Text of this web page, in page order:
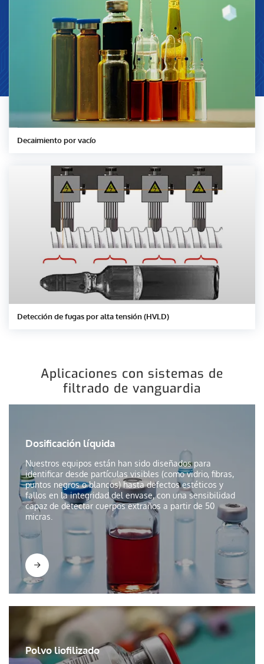
Decaimiento por vacío
Detección de fugas por alta tensión (HVLD)
Aplicaciones con sistemas de
filtrado de vanguardia
Dosificación líquida
Nuestros equipos están han sido diseñados para
identificar desde partículas visibles (como vidrio, fibras,
puntos negros o blancos) hasta defectos estéticos y
fallos en la integridad del envase, con una sensibilidad
capaz de detectar cuerpos extraños a partir de 50
micras.
Polvo liofilizado